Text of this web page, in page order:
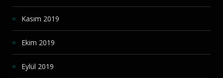
Kasım 2019
Ekim 2019
Eylül 2019